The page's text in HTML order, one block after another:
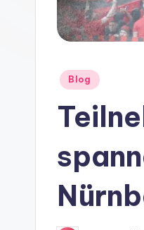
Posted
Blog